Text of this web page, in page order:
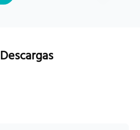
UN38.3/UN 3480/IEC62619/
Descargas